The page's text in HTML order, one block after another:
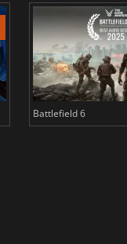
Battlefield 6